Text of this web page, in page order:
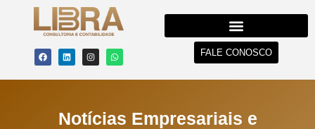
FALE CONOSCO
Notícias Empresariais e